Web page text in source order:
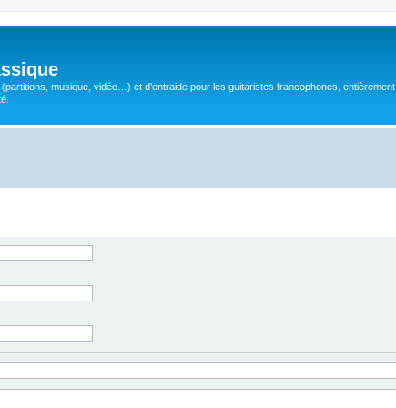
musique, vidéo…) et d'entraide pour les guitaristes francophones, entièrement